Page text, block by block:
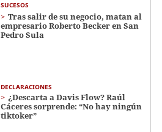
SUCESOS
Tras salir de su negocio, matan al
empresario Roberto Becker en San
Pedro Sula
DECLARACIONES
¿Descarta a Davis Flow? Raúl
Cáceres sorprende: “No hay ningún
tiktoker”